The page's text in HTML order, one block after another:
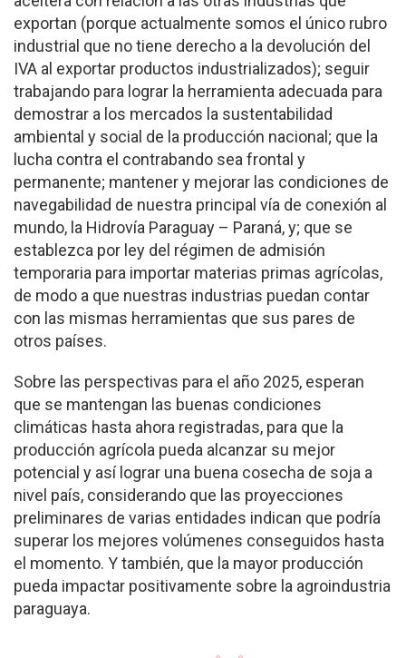
exportan (porque actualmente somos el único rubro
industrial que no tiene derecho a la devolución del
IVA al exportar productos industrializados); seguir
trabajando para lograr la herramienta adecuada para
demostrar a los mercados la sustentabilidad
ambiental y social de la producción nacional; que la
lucha contra el contrabando sea frontal y
permanente; mantener y mejorar las condiciones de
navegabilidad de nuestra principal vía de conexión al
mundo, la Hidrovía Paraguay – Paraná, y; que se
establezca por ley del régimen de admisión
temporaria para importar materias primas agrícolas,
de modo a que nuestras industrias puedan contar
con las mismas herramientas que sus pares de
otros países.
Sobre las perspectivas para el año 2025, esperan
que se mantengan las buenas condiciones
climáticas hasta ahora registradas, para que la
producción agrícola pueda alcanzar su mejor
potencial y así lograr una buena cosecha de soja a
nivel país, considerando que las proyecciones
preliminares de varias entidades indican que podría
superar los mejores volúmenes conseguidos hasta
el momento. Y también, que la mayor producción
pueda impactar positivamente sobre la agroindustria
paraguaya.